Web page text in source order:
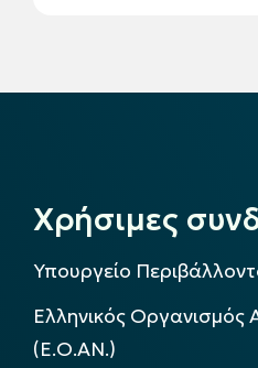
Χρήσιμες
Υπουργείο
Ελληνικός Οργανισμός
(Ε.Ο.ΑΝ.)